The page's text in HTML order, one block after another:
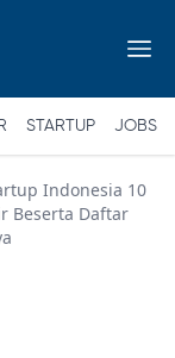
STARTUP JOBS
Indonesia 10
Beserta Daftar